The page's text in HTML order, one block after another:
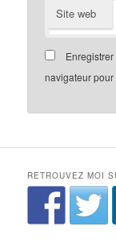
Site web
navigateur
RETROUVEZ MOI